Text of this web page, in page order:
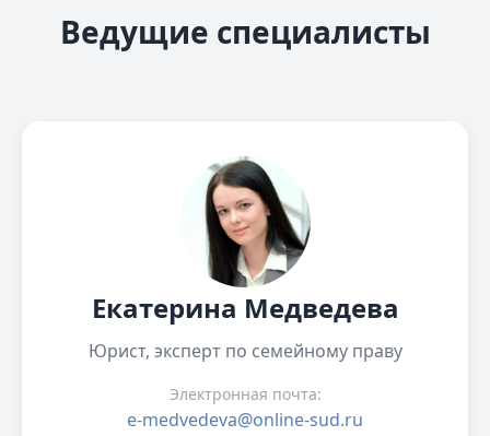
Ведущие специалисты
Екатерина Медведева
Юрист, эксперт по семейному праву
Электронная почта:
e-medvedeva@online-sud.ru